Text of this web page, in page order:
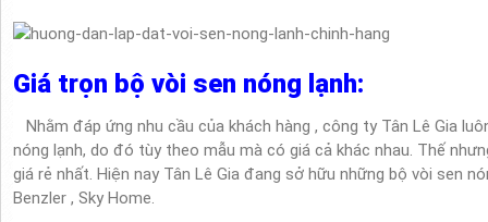
Giá trọn bộ vòi sen nóng lạnh:
Nhằm đáp ứng nhu cầu của khách hàng , công ty Tân Lê Gia
nóng lạnh, do đó tùy theo mẫu mà có giá cả khác nhau. Thế
giá rẻ nhất. Hiện nay Tân Lê Gia đang sở hữu những bộ vòi sen
Benzler , Sky Home.